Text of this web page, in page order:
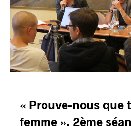
« Prouve-nous que
femme ». 2ème